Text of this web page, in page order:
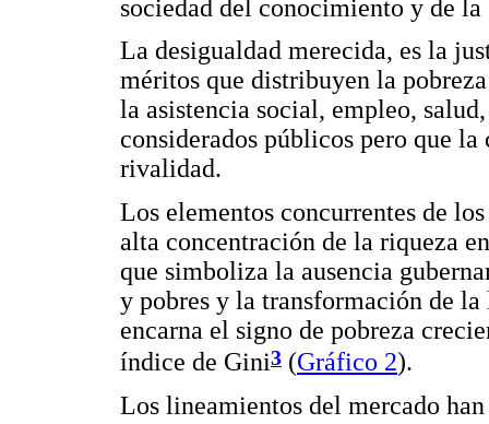
sociedad del conocimiento y de la
La desigualdad merecida, es la
méritos que distribuyen la
la asistencia social, empleo,
considerados públicos pero que
rivalidad.
Los elementos concurrentes de
alta concentración de la riqueza
que simboliza la ausencia
y pobres y la transformación de
encarna el signo de pobreza
índice de Gini3 (Gráfico 2).
Los lineamientos del mercado